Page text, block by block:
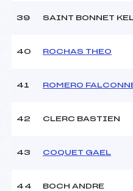
39 SAINT BONNET
40 ROCHAS THEO
41 ROMERO
42 CLERC BASTIEN
43 COQUET GAEL
44 BOCH ANDRE